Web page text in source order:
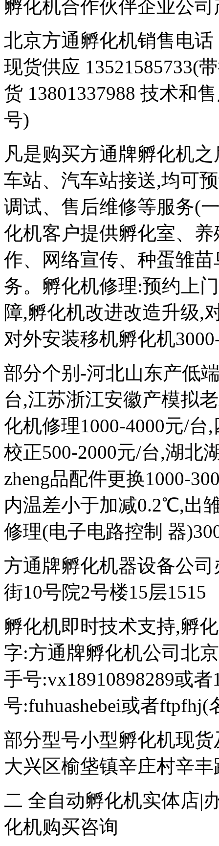
孵化机合作伙伴企业公
北京方通孵化机销售电话
现货供应 13521585733(
货 13801337988 技术和
号)
凡是购买方通牌孵化机
车站、汽车站接送,均可
调试、售后维修等服务(
化机客户提供孵化室、
作、网络宣传、种蛋雏
务。孵化机修理:预约上
障,孵化机改进改造升级,
对外安装移机孵化机
部分个别-河北山东产低
台,江苏浙江安徽产模拟
化机修理1000-4000元/
校正500-2000元/台,湖北
zheng品配件更换1000-
内温差小于加减0.2℃,出
修理(电子电路控制 器
方通牌孵化机器设备公
街10号院2号楼15层1515
孵化机即时技术支持,孵
字:方通牌孵化机公司北
手号:vx18910898289或
号:fuhuashebei或者
部分型号小型孵化机现
大兴区榆垡镇辛庄村辛丰
二 全自动孵化机实体店|
化机购买咨询